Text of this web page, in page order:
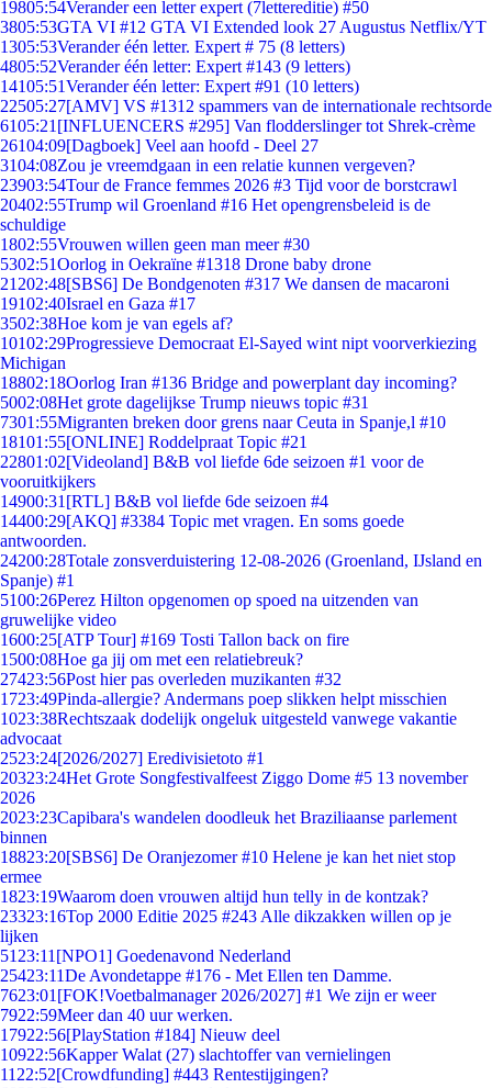
19805:54Verander een letter expert (7lettereditie) #50
3805:53GTA VI #12 GTA VI Extended look 27 Augustus Netflix/YT
1305:53Verander één letter. Expert # 75 (8 letters)
4805:52Verander één letter: Expert #143 (9 letters)
14105:51Verander één letter: Expert #91 (10 letters)
22505:27[AMV] VS #1312 spammers van de internationale rechtsorde
6105:21 [INFLUENCERS #295] Van flodderslinger tot Shrek-crème
26104:09[Dagboek] Veel aan hoofd - Deel 27
3104:08Zou je vreemdgaan in een relatie kunnen vergeven?
23903:54Tour de France femmes 2026 #3 Tijd voor de borstcrawl
20402:55Trump wil Groenland #16 Het opengrensbeleid is de
schuldige
1802:55Vrouwen willen geen man meer #30
5302:51Oorlog in Oekraïne #1318 Drone baby drone
21202:48[SBS6] De Bondgenoten #317 We dansen de macaroni
19102:40Israel en Gaza #17
3502:38Hoe kom je van egels af?
10102:29Progressieve Democraat El-Sayed wint nipt voorverkiezing
Michigan
18802:18Oorlog Iran #136 Bridge and powerplant day incoming?
5002:08Het grote dagelijkse Trump nieuws topic #31
7301:55Migranten breken door grens naar Ceuta in Spanje,l #10
18101:55[ONLINE] Roddelpraat Topic #21
22801:02[Videoland] B&B vol liefde 6de seizoen #1 voor de
vooruitkijkers
14900:31 [RTL] B&B vol liefde 6de seizoen #4
14400:29[AKQ] #3384 Topic met vragen. En soms goede
antwoorden.
24200:28Totale zonsverduistering 12-08-2026 (Groenland, IJsland en
Spanje) #1
5100:26Perez Hilton opgenomen op spoed na uitzenden van
gruwelijke video
1600:25[ATP Tour] #169 Tosti Tallon back on fire
1500:08Hoe ga jij om met een relatiebreuk?
27423:56Post hier pas overleden muzikanten #32
1723:49Pinda-allergie? Andermans poep slikken helpt misschien
1023:38Rechtszaak dodelijk ongeluk uitgesteld vanwege vakantie
advocaat
2523:24[2026/2027] Eredivisietoto #1
20323:24Het Grote Songfestivalfeest Ziggo Dome #5 13 november
2026
2023:23Capibara's wandelen doodleuk het Braziliaanse parlement
binnen
18823:20[SBS6] De Oranjezomer #10 Helene je kan het niet stop
ermee
1823:19Waarom doen vrouwen altijd hun telly in de kontzak?
23323:16Top 2000 Editie 2025 #243 Alle dikzakken willen op je
lijken
51 23:11 [NPO1] Goedenavond Nederland
25423:11De Avondetappe #176 - Met Ellen ten Damme.
7623:01 [FOK!Voetbalmanager 2026/2027] #1 We zijn er weer
7922:59Meer dan 40 uur werken.
17922:56[PlayStation #184] Nieuw deel
10922:56Kapper Walat (27) slachtoffer van vernielingen
11 22:52[Crowdfunding] #443 Rentestijgingen?